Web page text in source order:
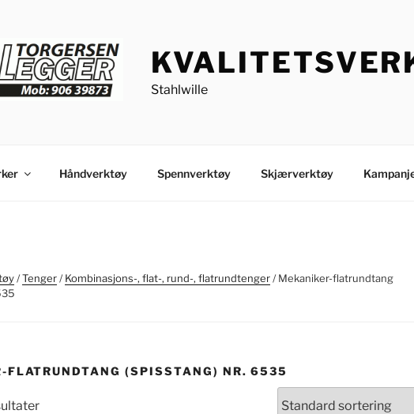
Stahlwille
Håndverktøy Spennverktøy Skjærverktøy
/Tenger/Kombinasjons-, flat-, rund-, flatrundtenger/ Mekaniker-flatrundtang
FLATRUNDTANG (SPISSTANG) NR. 6535